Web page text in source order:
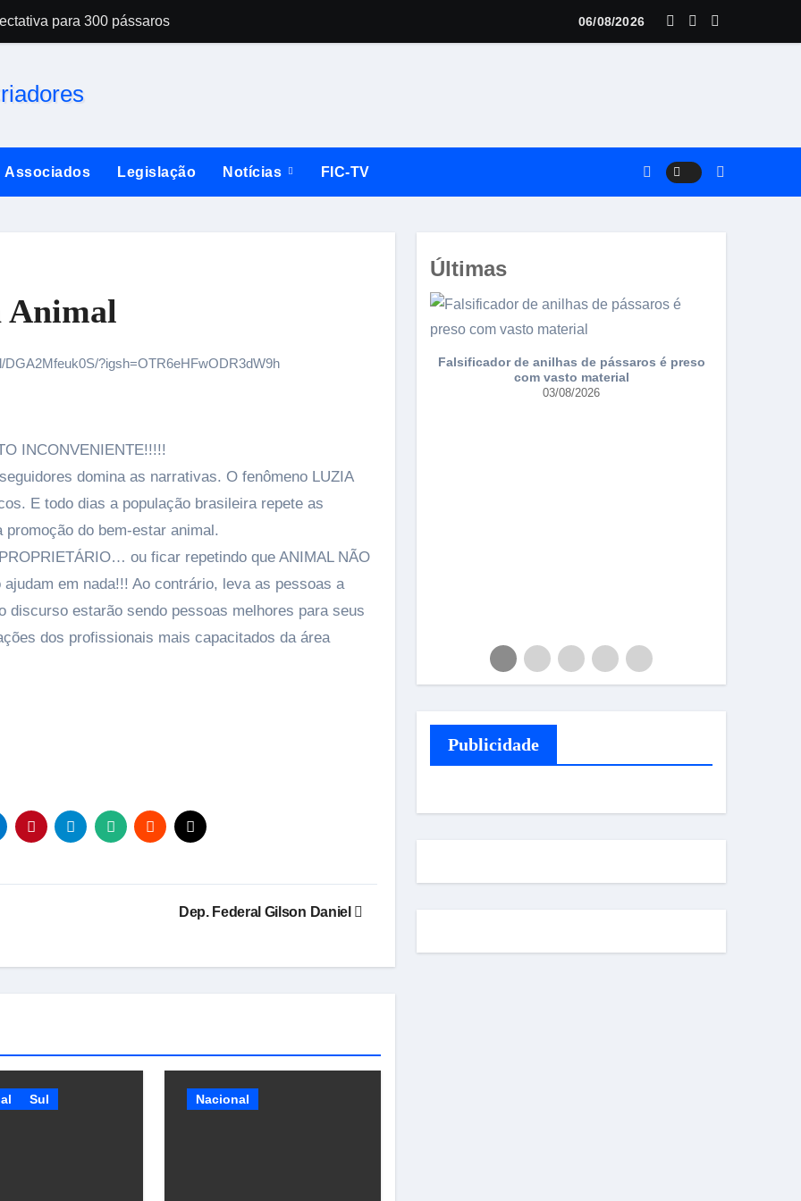
para 300 pássaros
dezenas de criadores em Santo Amaro da Imperatriz
doméstico
de Richard Rasmussen a deputado federal
06/08/2026
Associados Legislação Notícias FIC-TV
Animal
?igsh=OTR6eHFwODR3dW9h
INCONVENIENTE!!!!!
domina as narrativas. O fenômeno LUZIA
E todo dias a população brasileira repete as
promoção do bem-estar animal.
ou ficar repetindo que ANIMAL NÃO
em nada!!! Ao contrário, leva as pessoas a
discurso estarão sendo pessoas melhores para seus
dos profissionais mais capacitados da área
Dep. Federal Gilson Daniel
Sul Nacional
Últimas
A importância da criação em ambiente
doméstico
02/06/2026
Falsificador de anilhas de pássaros é preso
com vasto material
03/08/2026
Publicidade